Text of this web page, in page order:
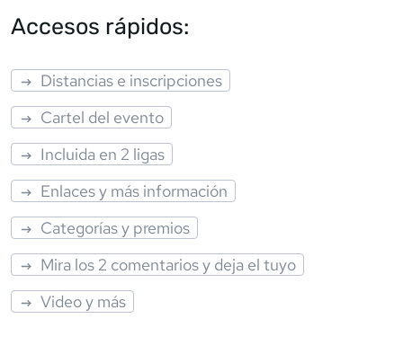
Accesos rápidos:
Distancias e inscripciones
Cartel del evento
Incluida en 2 ligas
Enlaces y más información
Categorías y premios
Mira los 2 comentarios y deja el tuyo
Video y más